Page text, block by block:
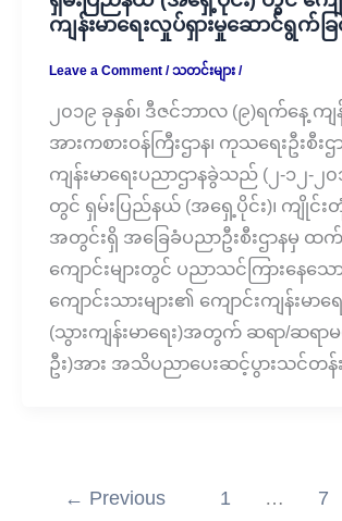
ကျန်းမာရေးလှုပ်ရှားမှုဆောင်ရွက်ခြ
Leave a Comment /သတင်းများ/
၂၀၁၉ ခုနှစ်၊ ဒီဇင်ဘာလ (၉)ရက်နေ့ ကျန်
အားကစားဝန်ကြီးဌာန၊ ကုသရေးဦးစီးဌ
ကျန်းမာရေးပညာဌာနခွဲသည် (၂-၁၂-၂
တွင် ရှမ်းပြည်နယ် (အရှေ့ပိုင်း)၊ ကျိုင်
အတွင်းရှိ အခြေခံပညာဦးစီးဌာနမှ
ကျောင်းများတွင် ပညာသင်ကြားနေသေ
ကျောင်းသားများ၏ ကျောင်းကျန်းမာရ
(သွားကျန်းမာရေး)အတွက် ဆရာ/ဆရာမမ
ဦး)အား အသိပညာပေးဆင့်ပွားသင်တန်း
← Previous 1 … 7